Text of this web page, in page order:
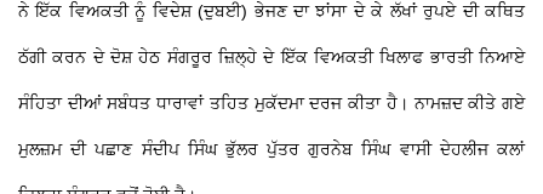
ਨੇ ਇੱਕ ਵਿਅਕਤੀ ਨੂੰ ਵਿਦੇਸ਼ (ਦੁਬਈ) ਭੇਜਣ ਦਾ ਝਾਂਸਾ ਦੇ ਕੇ ਲੱਖਾਂ ਰੁਪਏ ਦੀ ਕਥਿਤ
ਠੱਗੀ ਕਰਨ ਦੇ ਦੋਸ਼ ਹੇਠ ਸੰਗਰੂਰ ਜ਼ਿਲ੍ਹੇ ਦੇ ਇੱਕ ਵਿਅਕਤੀ ਖਿਲਾਫ ਭਾਰਤੀ ਨਿਆਏ
ਸੰਹਿਤਾ ਦੀਆਂ ਸਬੰਧਤ ਧਾਰਾਵਾਂ ਤਹਿਤ ਮੁਕੱਦਮਾ ਦਰਜ ਕੀਤਾ ਹੈ। ਨਾਮਜ਼ਦ ਕੀਤੇ ਗਏ
ਮੁਲਜ਼ਮ ਦੀ ਪਛਾਣ ਸੰਦੀਪ ਸਿੰਘ ਭੁੱਲਰ ਪੁੱਤਰ ਗੁਰਨੇਬ ਸਿੰਘ ਵਾਸੀ ਦੇਹਲੀਜ ਕਲਾਂ